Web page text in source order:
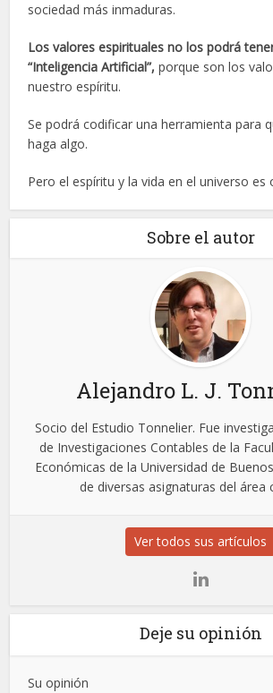
sociedad más inmaduras.
Los valores espirituales no los podrá
“Inteligencia Artificial”, porque son los
nuestro espíritu.
Se podrá codificar una herramienta para
haga algo.
Pero el espíritu y la vida en el universo es
Sobre el autor
Alejandro L. J.
Socio del Estudio Tonnelier. Fue
de Investigaciones Contables de la
Económicas de la Universidad de
de diversas asignaturas del área
Ver todos sus artículos
Deje su opinión
Su opinión